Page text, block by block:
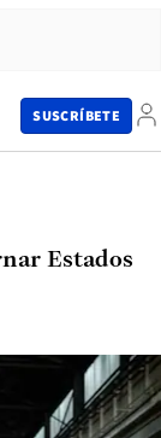
SUSCRÍBETE
Estados